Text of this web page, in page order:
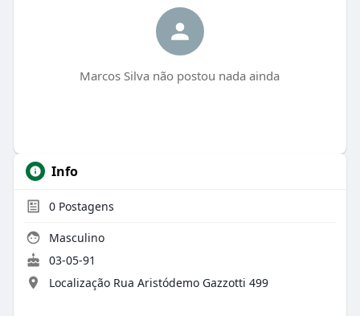
Marcos Silva não postou nada ainda
Info
0Postagens
Masculino
03-05-91
Localização Rua Aristódemo Gazzotti 499